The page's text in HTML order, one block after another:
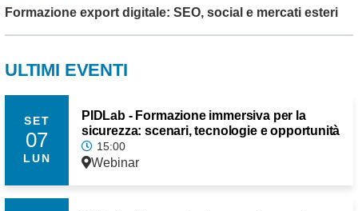
Formazione export digitale: SEO, social e mercati esteri
ULTIMI EVENTI
SET
07
LUN
PIDLab - Formazione immersiva per la
sicurezza: scenari, tecnologie e opportunità
15:00
Webinar